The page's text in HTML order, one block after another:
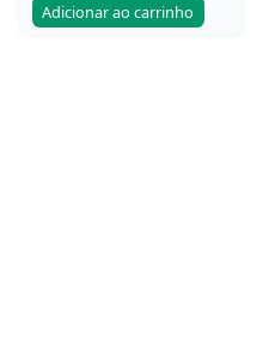
Adicionar ao carrinho